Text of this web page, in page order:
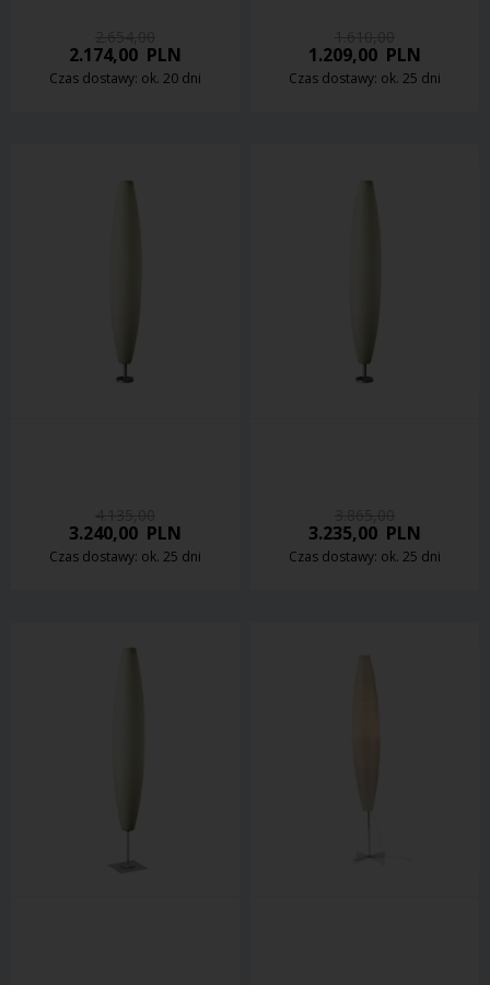
2.174,00 PLN
Czas dostawy: ok. 20 dni
1.209,00 PLN
Czas dostawy: ok. 25 dni
3.240,00 PLN
Czas dostawy: ok. 25 dni
3.235,00 PLN
Czas dostawy: ok. 25 dni